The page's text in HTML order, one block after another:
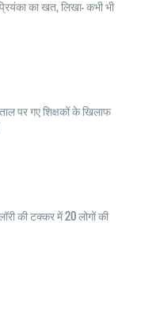
का खत, लिखा- कभी भी
पर गए शिक्षकों के खिलाफ
की टक्कर में 20 लोगों की